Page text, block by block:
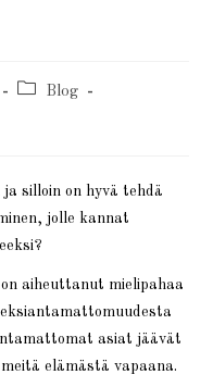
Blog
silloin on hyvä tehdä
jolle kannat
aiheuttanut mielipahaa
asiat jäävät
elämästä vapaana.